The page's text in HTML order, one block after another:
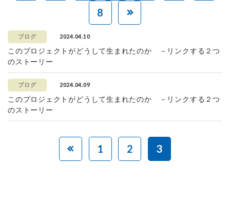
8
ブログ 2024.04.10
このプロジェクトがどうして生まれたのか －リンクする２つ
のストーリー
ブログ 2024.04.09
このプロジェクトがどうして生まれたのか －リンクする２つ
のストーリー
1 2 3